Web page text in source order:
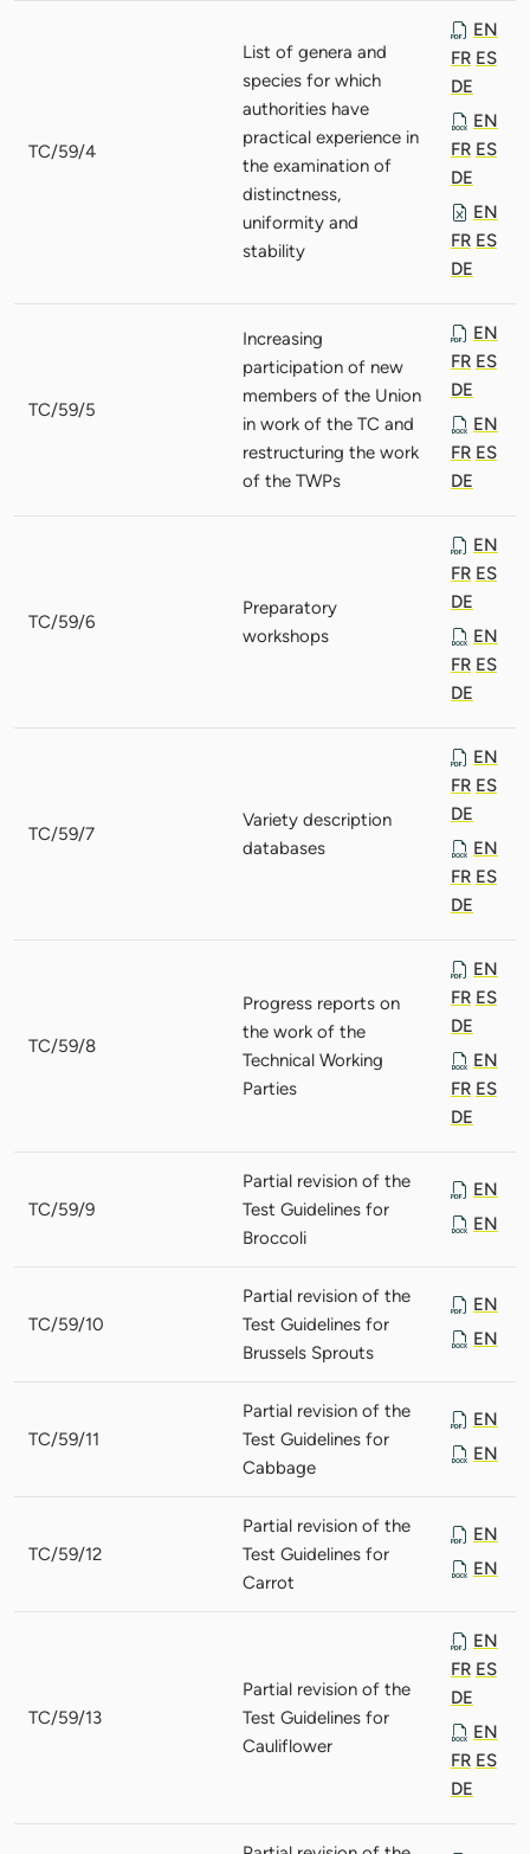
TC/59/4
List of genera and
species for which
authorities have
practical experience in
the examination of
distinctness,
uniformity and
stability
EN
FR ES
DE
EN
FR ES
DE
EN
FR ES
DE
TC/59/5
Increasing
participation of new
members of the Union
in work of the TC and
restructuring the work
of the TWPs
EN
FR ES
DE
EN
FR ES
DE
TC/59/6
Preparatory
workshops
EN
FR ES
DE
EN
FR ES
DE
TC/59/7
Variety description
databases
EN
FR ES
DE
EN
FR ES
DE
TC/59/8
Progress reports on
the work of the
Technical Working
Parties
EN
FR ES
DE
EN
FR ES
DE
TC/59/9
Partial revision of the
Test Guidelines for
Broccoli
EN
EN
TC/59/10
Partial revision of the
Test Guidelines for
Brussels Sprouts
EN
EN
TC/59/11
Partial revision of the
Test Guidelines for
Cabbage
EN
EN
TC/59/12
Partial revision of the
Test Guidelines for
Carrot
EN
EN
TC/59/13
Partial revision of the
Test Guidelines for
Cauliflower
EN
FR ES
DE
EN
FR ES
DE